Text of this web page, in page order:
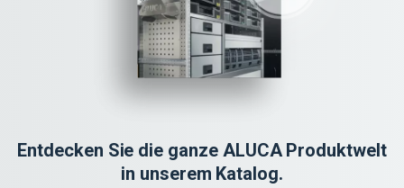
Entdecken Sie die ganze ALUCA Produktwelt
in unserem Katalog.